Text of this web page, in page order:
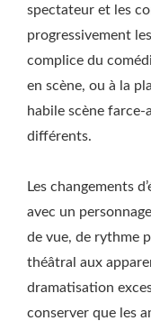
spectateur et les
progressivement
complice du
en scène, ou à la
habile scène farce-
différents.
Les changements
avec un
de vue, de rythme
théâtral aux
dramatisation
conserver que les